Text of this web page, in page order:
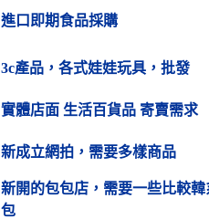
進口即期食品採購
3c產品，各式娃娃玩具，批發
實體店面 生活百貨品 寄賣需求
新成立網拍，需要多樣商品
新開的包包店，需要一些比較韓
包